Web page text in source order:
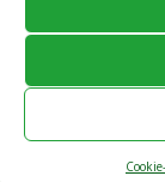
@2026 - Alle